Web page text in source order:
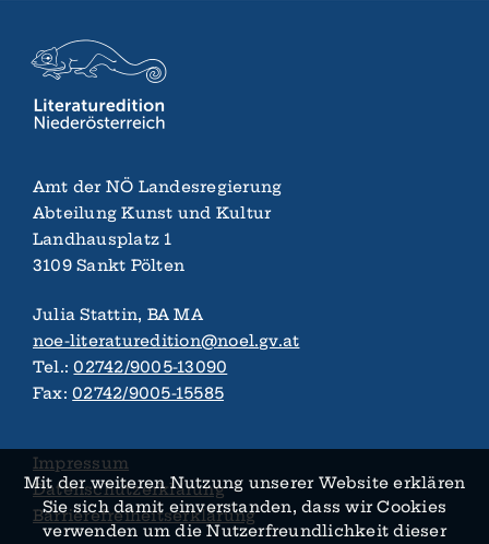
Amt der NÖ Landes­regierung
Abteilung Kunst und Kultur
Landhaus­platz 1
3109 Sankt Pölten
Julia Stattin, BA MA
noe-literaturedition@noel.gv.at
Tel.:02742/9005-13090
Fax:02742/9005-15585
Impressum
Datenschutzerklärung
Barrierefreiheitserklärung
Mit der weiteren Nutzung unserer Website erklären
Sie sich damit ein­verstanden, dass wir Cookies
verwenden um die Nutzer­­freundlichkeit dieser